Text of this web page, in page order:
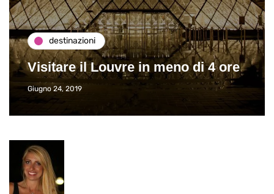
destinazioni
Visitare il Louvre in meno di 4 ore
Giugno 24, 2019